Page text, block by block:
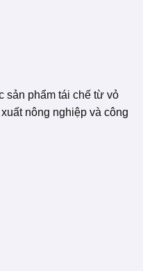
sản phẩm tái chế từ vỏ
nông nghiệp và công